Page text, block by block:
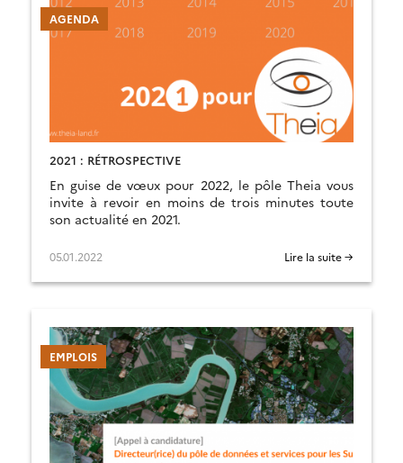
AGENDA
2021 : RÉTROSPECTIVE
En guise de vœux pour 2022, le pôle Theia vous
invite à revoir en moins de trois minutes toute
son actualité en 2021.
05.01.2022 Lire la suite →
EMPLOIS